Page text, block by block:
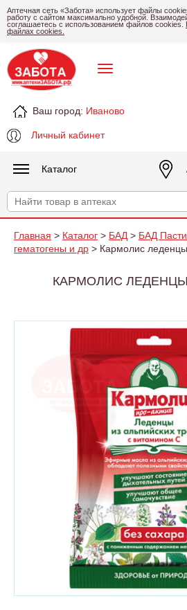
Аптечная сеть «Забота» использует файлы
работу с сайтом максимально удобной.
соглашаетесь с использованием файлов cookies.
файлах cookies.
Ваш город: Иваново
Личный кабинет
Каталог
Главная > Каталог > БАД > БАД
гематогены и др > Кармолис
КАРМОЛИС ЛЕДЕНЦЫ